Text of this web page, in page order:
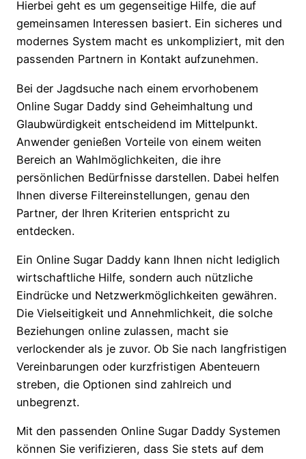
Hierbei geht es um gegenseitige Hilfe, die auf
gemeinsamen Interessen basiert. Ein sicheres und
modernes System macht es unkompliziert, mit den
passenden Partnern in Kontakt aufzunehmen.
Bei der Jagdsuche nach einem ervorhobenem
Online Sugar Daddy sind Geheimhaltung und
Glaubwürdigkeit entscheidend im Mittelpunkt.
Anwender genießen Vorteile von einem weiten
Bereich an Wahlmöglichkeiten, die ihre
persönlichen Bedürfnisse darstellen. Dabei helfen
Ihnen diverse Filtereinstellungen, genau den
Partner, der Ihren Kriterien entspricht zu
entdecken.
Ein Online Sugar Daddy kann Ihnen nicht lediglich
wirtschaftliche Hilfe, sondern auch nützliche
Eindrücke und Netzwerkmöglichkeiten gewähren.
Die Vielseitigkeit und Annehmlichkeit, die solche
Beziehungen online zulassen, macht sie
verlockender als je zuvor. Ob Sie nach langfristigen
Vereinbarungen oder kurzfristigen Abenteuern
streben, die Optionen sind zahlreich und
unbegrenzt.
Mit den passenden Online Sugar Daddy Systemen
können Sie verifizieren, dass Sie stets auf dem